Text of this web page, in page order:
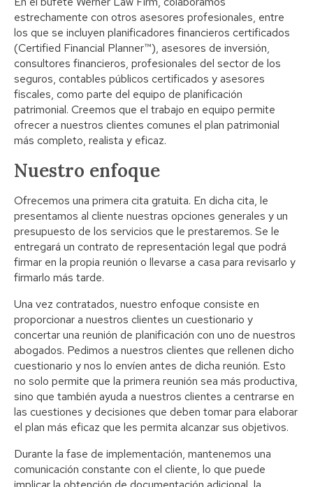
estrechamente con otros asesores profesionales, entre
los que se incluyen planificadores financieros certificados
(Certified Financial Planner™), asesores de inversión,
consultores financieros, profesionales del sector de los
seguros, contables públicos certificados y asesores
fiscales, como parte del equipo de planificación
patrimonial. Creemos que el trabajo en equipo permite
ofrecer a nuestros clientes comunes el plan patrimonial
más completo, realista y eficaz.
Nuestro enfoque
Ofrecemos una primera cita gratuita. En dicha cita, le
presentamos al cliente nuestras opciones generales y un
presupuesto de los servicios que le prestaremos. Se le
entregará un contrato de representación legal que podrá
firmar en la propia reunión o llevarse a casa para revisarlo y
firmarlo más tarde.
Una vez contratados, nuestro enfoque consiste en
proporcionar a nuestros clientes un cuestionario y
concertar una reunión de planificación con uno de nuestros
abogados. Pedimos a nuestros clientes que rellenen dicho
cuestionario y nos lo envíen antes de dicha reunión. Esto
no solo permite que la primera reunión sea más productiva,
sino que también ayuda a nuestros clientes a centrarse en
las cuestiones y decisiones que deben tomar para elaborar
el plan más eficaz que les permita alcanzar sus objetivos.
Durante la fase de implementación, mantenemos una
comunicación constante con el cliente, lo que puede